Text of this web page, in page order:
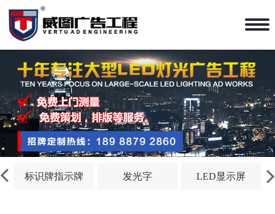
标识牌指示牌 发光字 LED显示屏